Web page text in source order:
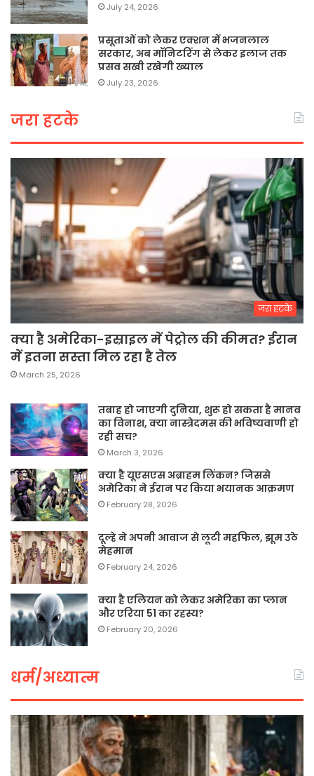
July 24, 2026
प्रसूताओं को लेकर एक्शन में भजनलाल
सरकार, अब मॉनिटरिंग से लेकर इलाज तक
प्रसव सखी रखेगी ख्याल
July 23, 2026
जरा हटके
जरा हटके
क्या है अमेरिका-इस्राइल में पेट्रोल की कीमत? ईरान
में इतना सस्ता मिल रहा है तेल
March 25, 2026
तबाह हो जाएगी दुनिया, शुरू हो सकता है मानव
का विनाश, क्या नास्त्रेदमस की भविष्यवाणी हो
रही सच?
March 3, 2026
क्या है यूएसएस अब्राहम लिंकन? जिससे
अमेरिका ने ईरान पर किया भयानक आक्रमण
February 28, 2026
दूल्हे ने अपनी आवाज से लूटी महफिल, झूम उठे
मेहमान
February 24, 2026
क्या है एलियन को लेकर अमेरिका का प्लान
और एरिया 51 का रहस्य?
February 20, 2026
धर्म/अध्यात्म